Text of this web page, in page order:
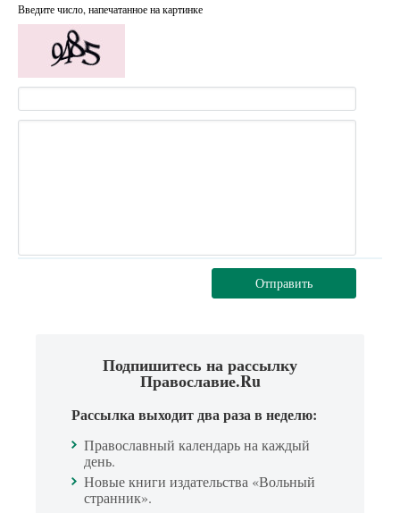
Введите число, напечатанное на картинке
Отправить
Подпишитесь на рассылку
Православие.Ru
Рассылка выходит два раза в неделю:
Православный календарь на каждый
день.
Новые книги издательства «Вольный
странник».